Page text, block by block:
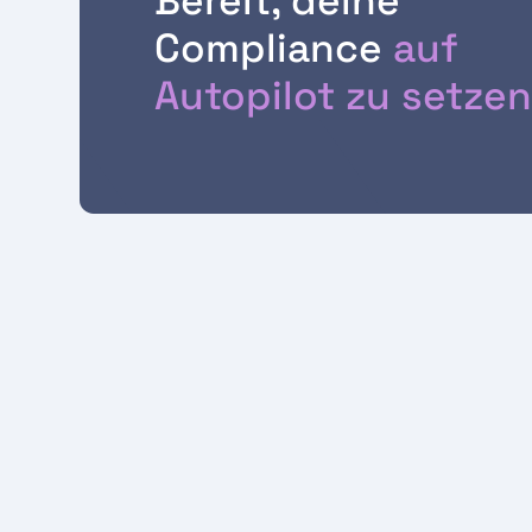
Compliance auf
Autopilot zu